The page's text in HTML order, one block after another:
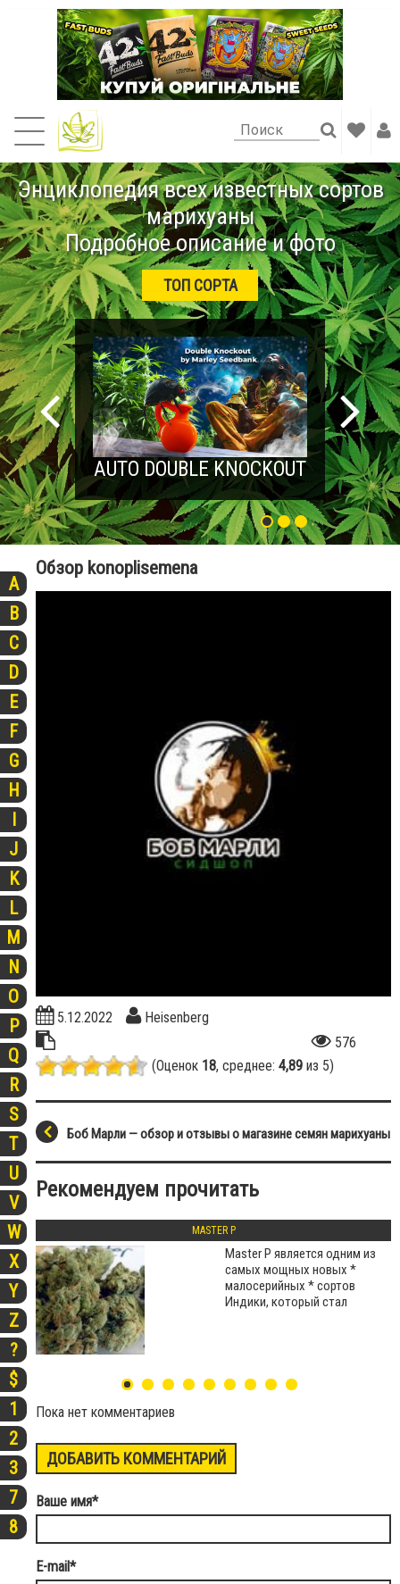
Энциклопедия всех известных сортов
марихуаны
Подробное описание и фото
ТОП СОРТА
AUTO DOUBLE KNOCKOUT
A
B
C
D
E
F
G
H
I
J
K
L
M
N
O
P
Q
R
S
T
U
V
W
X
Y
Z
?
$
1
2
3
7
8
Обзор konoplisemena
5.12.2022
Heisenberg
576
(Оценок 18, среднее: 4,89 из 5)
Боб Марли — обзор и отзывы о магазине семян марихуаны
Рекомендуем прочитать
MASTER P
Master P является одним из
самых мощных новых *
малосерийных * сортов
Индики, который стал
Пока нет комментариев
ДОБАВИТЬ КОММЕНТАРИЙ
Ваше имя*
E-mail*